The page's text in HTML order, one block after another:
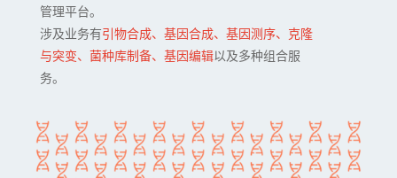
管理平台。
涉及业务有引物合成、基因合成、基因测序、克隆
与突变、菌种库制备、基因编辑以及多种组合服
务。